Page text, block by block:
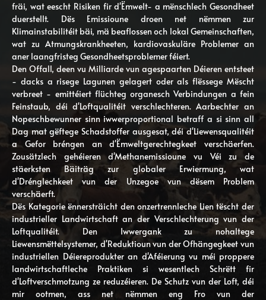
fräi, wat eescht Risiken fir d'Ëmwelt- a mënschlech Gesondheet
duerstellt. Dës Emissioune droen net nëmmen zur
Klimainstabilitéit bäi, mä beaflossen och lokal Gemeinschaften,
wat zu Atmungskrankheeten, kardiovaskuläre Problemer an
aner laangfristeg Gesondheetsproblemer féiert.
Den Offall, deen vu Milliarde vun agespaarten Déieren entsteet
- dacks a risege Lagunen gelagert oder als flëssege Mëscht
verbreet - emittéiert flüchteg organesch Verbindungen a fein
Feinstaub, déi d'Loftqualitéit verschlechteren. Aarbechter an
Nopeschbewunner sinn iwwerproportional betraff a si sinn all
Dag mat gëftege Schadstoffer ausgesat, déi d'Liewensqualitéit
a Gefor bréngen an d'Ëmweltgerechtegkeet verschäerfen.
Zousätzlech gehéieren d'Methanemissioune vu Véi zu de
stäerksten Bäiträg zur globaler Erwiermung, wat
d'Drénglechkeet vun der Unzegoe vun dësem Problem
verschäerft.
Dës Kategorie ënnersträicht den onzertrennleche Lien tëscht der
industrieller Landwirtschaft an der Verschlechterung vun der
Loftqualitéit. Den Iwwergank zu nohaltege
Liewensmëttelsystemer, d'Reduktioun vun der Ofhängegkeet vun
industriellen Déiereprodukter an d'Aféierung vu méi proppere
landwirtschaftleche Praktiken si wesentlech Schrëtt fir
d'Loftverschmotzung ze reduzéieren. De Schutz vun der Loft, déi
mir ootmen, ass net nëmmen eng Fro vun der